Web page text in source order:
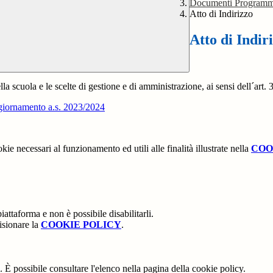
Documenti
Atto di Indirizzo
Atto di
e le scelte di gestione e di amministrazione, ai sensi dell´art.
a.s. 2023/2024
necessari al funzionamento ed utili alle finalità illustrate nella
e non è possibile disabilitarli.
la COOKIE POLICY.
possibile consultare l'elenco nella pagina della cookie policy.